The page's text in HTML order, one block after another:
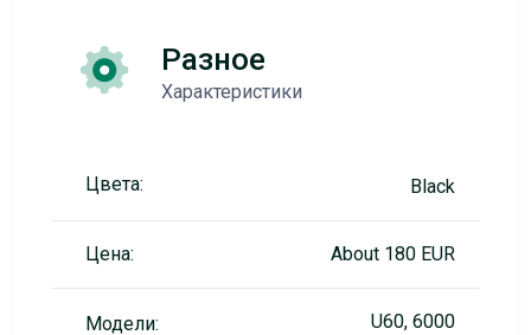
Разное
Характеристики
Цвета: Black
Цена: About 180 EUR
Модели: U60, 6000